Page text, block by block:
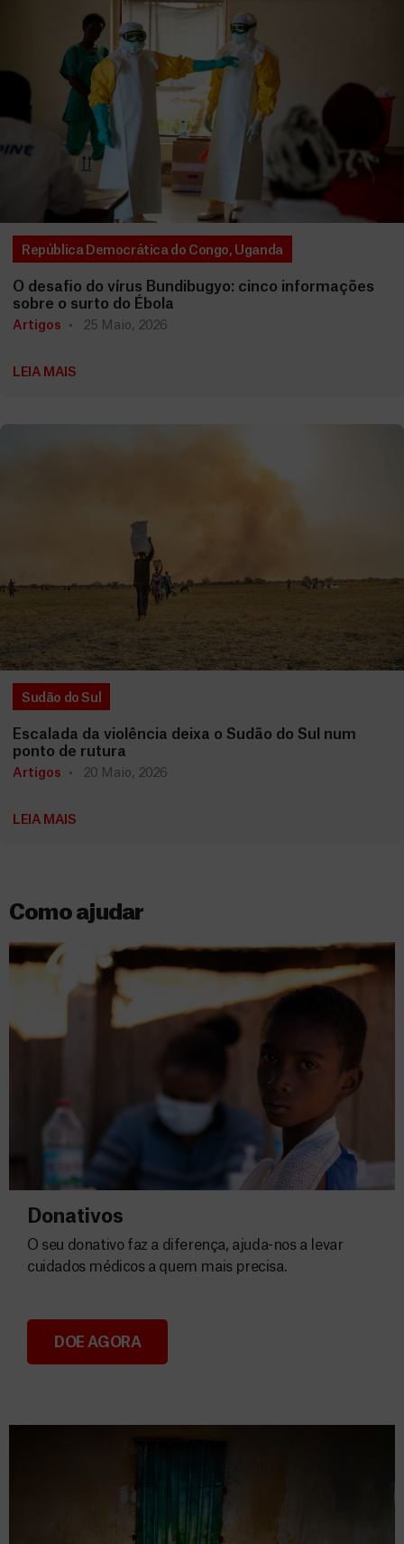
República Democrática do Congo, Uganda
O desafio do vírus Bundibugyo: cinco informações
sobre o surto do Ébola
Artigos 25 Maio, 2026
LEIA MAIS
Sudão do Sul
Escalada da violência deixa o Sudão do Sul num
ponto de rutura
Artigos 20 Maio, 2026
LEIA MAIS
Como ajudar
Donativos
Donativos
O seu donativo faz a diferença, ajuda-nos a levar
cuidados médicos a quem mais precisa.
DOE AGORA